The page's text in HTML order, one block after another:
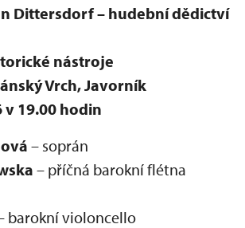
Dittersdorf – hudební dědictví
nástroje
Vrch, Javorník
v 19.00 hodin
– soprán
– příčná barokní flétna
barokní violoncello